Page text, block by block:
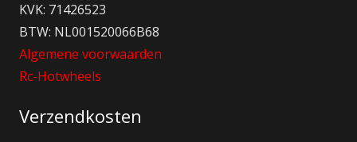
KVK: 71426523
BTW: NL001520066B68
Algemene voorwaarden
Rc-Hotwheels
Verzendkosten